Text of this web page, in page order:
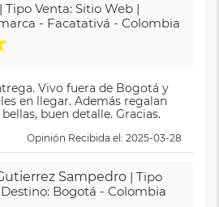
| Tipo Venta: Sitio Web |
- Facatativá - Colombia
Vivo fuera de Bogotá y
en llegar. Además regalan
buen detalle. Gracias.
Opinión Recibida el: 2025-03-28
Sampedro | Tipo
Bogotá - Colombia